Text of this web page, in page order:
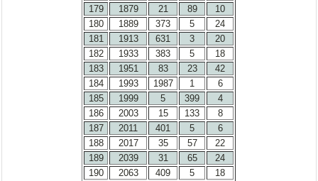
179
1879 21 89
10
180
1889 373 5
24
181
1913 631 3
20
182
1933 383 5
18
183
1951 83 23
42
184
1993 1987 1
6
185
1999 5 399
4
186
2003 15 133
8
187
2011 401 5
6
188
2017 35 57
22
189
2039 31 65
24
190
2063 409 5
18